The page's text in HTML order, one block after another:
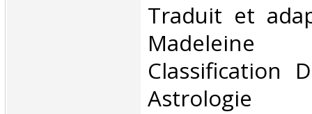
‎Traduit et
Classification
Astrologie‎